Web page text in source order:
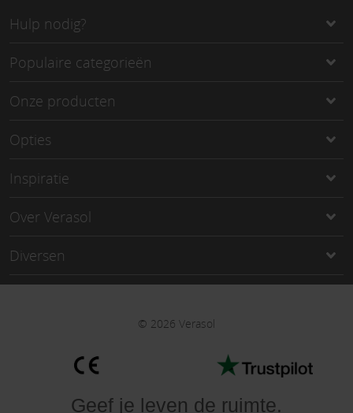
Hulp nodig?
Populaire categorieën
Onze producten
Opties
Inspiratie
Over Verasol
Diversen
© 2026 Verasol
Geef je leven de ruimte.